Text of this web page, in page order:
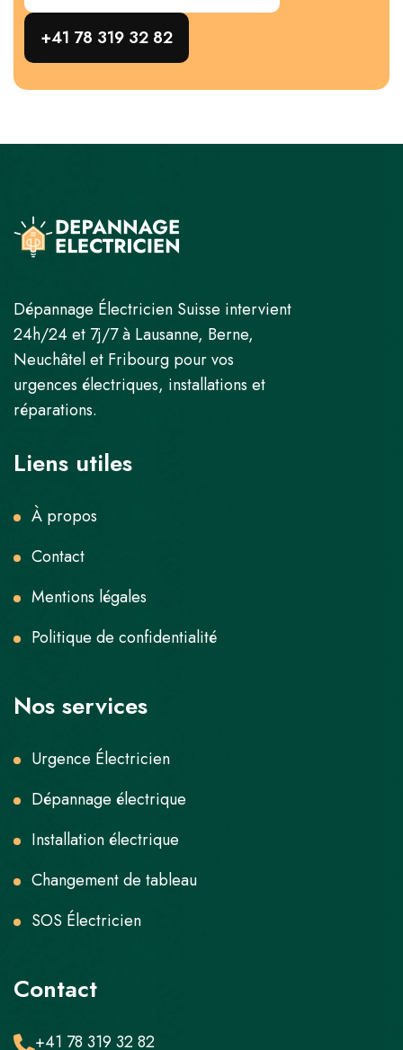
+41 78 319 32 82
Dépannage Électricien Suisse intervient
24h/24 et 7j/7 à Lausanne, Berne,
Neuchâtel et Fribourg pour vos
urgences électriques, installations et
réparations.
Liens utiles
À propos
Contact
Mentions légales
Politique de confidentialité
Nos services
Urgence Électricien
Dépannage électrique
Installation électrique
Changement de tableau
SOS Électricien
Contact
+41 78 319 32 82